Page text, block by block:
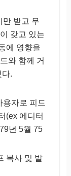
만 받고 무
갖고 있는
에 영향을
와 함께 거
다.
용자로 피드
(ex 에디터
년 5월 75
복사 및 발